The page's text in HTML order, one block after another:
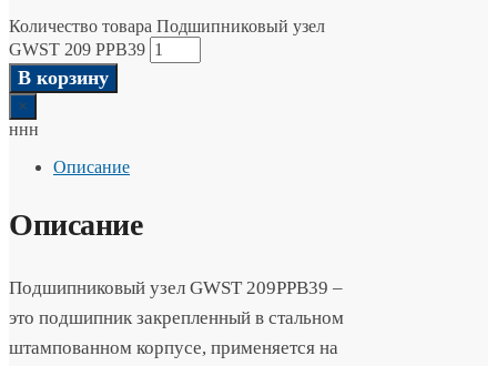
Количество товара Подшипниковый узел
GWST 209 PPB39
В корзину
×
ннн
Описание
Описание
Подшипниковый узел GWST 209PPB39 –
это подшипник закрепленный в стальном
штампованном корпусе, применяется на